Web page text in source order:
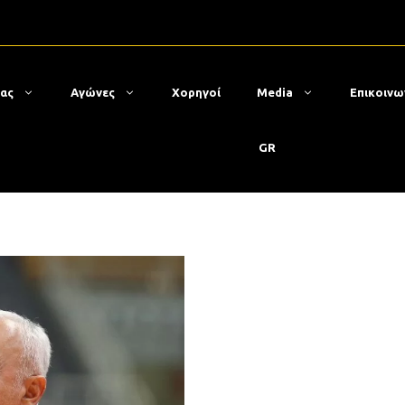
Αγώνες Χορηγοί Media
GR